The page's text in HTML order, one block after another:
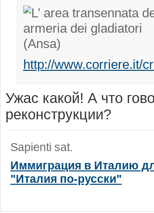
http://www.corriere.it/
Ужас какой! А что
реконструкции?
Sapienti sat.
Иммиграция в Италию
"Италия по-русски"